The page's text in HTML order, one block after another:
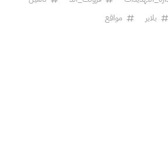
بلاير مواقع